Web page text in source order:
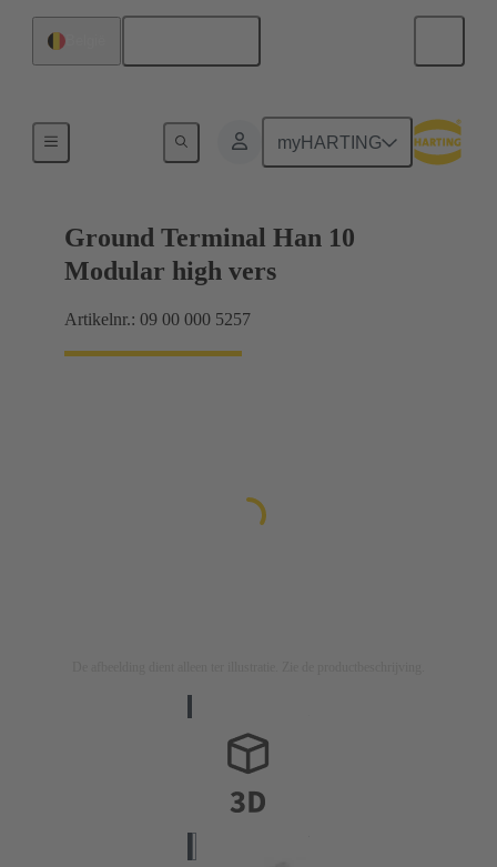
myHARTING
Ground Terminal Han 10
Modular high vers
Artikelnr.: 09 00 000 5257